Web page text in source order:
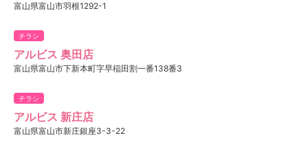
富山県富山市羽根1292-1
チラシ
アルビス 奥田店
富山県富山市下新本町字早稲田割一番138番3
チラシ
アルビス 新庄店
富山県富山市新庄銀座3-3-22